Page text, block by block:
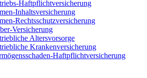
Haftpflichtversicherung
Inhaltsversicherung
Rechtsschutzversicherung
Versicherung
Altersvorsorge
Krankenversicherung
Haftpflichtversicherung